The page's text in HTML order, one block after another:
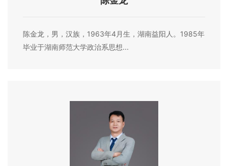
陈金龙，男，汉族，1963年4月生，湖南益阳人。1985年
毕业于湖南师范大学政治系思想...